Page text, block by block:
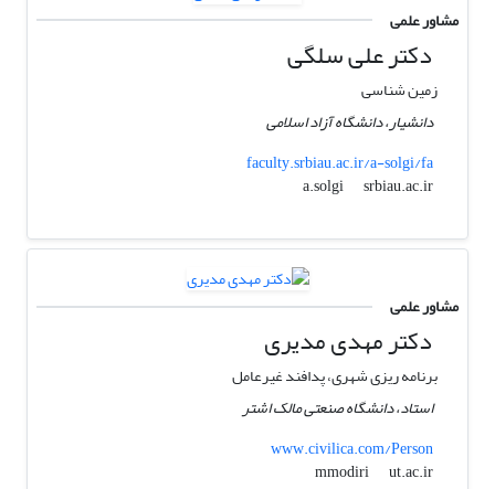
مشاور علمی
دکتر علی سلگی
زمین شناسی
دانشیار، دانشگاه آزاد اسلامی
faculty.srbiau.ac.ir/a-solgi/fa
a.solgi
srbiau.ac.ir
مشاور علمی
دکتر مهدی مدیری
برنامه ریزی شهری، پدافند غیرعامل
استاد، دانشگاه صنعتی مالک اشتر
www.civilica.com/Person
mmodiri
ut.ac.ir